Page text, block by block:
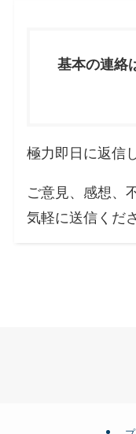
基本の連絡
極力即日に返信
ご意見、感想、
気軽に送信くだ